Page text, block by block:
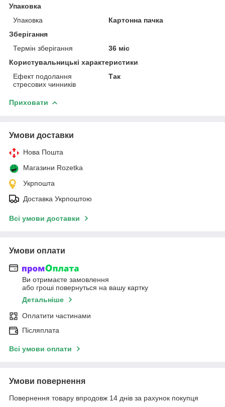
Упаковка
Упаковка
Картонна пачка
Зберігання
Термін зберігання
36 міс
Користувальницькі характеристики
Ефект подолання
стресових чинників
Так
Приховати
Умови доставки
Нова Пошта
Магазини Rozetka
Укрпошта
Доставка Укрпоштою
Всі умови доставки
Умови оплати
Ви отримаєте замовлення
або гроші повернуться на вашу картку
Детальніше
Оплатити частинами
Післяплата
Всі умови оплати
Умови повернення
Повернення товару впродовж 14 днів за рахунок покупця